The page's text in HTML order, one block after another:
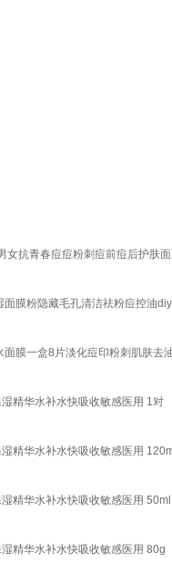
女抗青春痘痘粉刺痘前痘后护肤
面膜粉隐藏毛孔清洁祛粉痘控油
面膜一盒8片淡化痘印粉刺肌肤
精华水补水快吸收敏感医用 1对
精华水补水快吸收敏感医用
精华水补水快吸收敏感医用 50ml
精华水补水快吸收敏感医用 80g